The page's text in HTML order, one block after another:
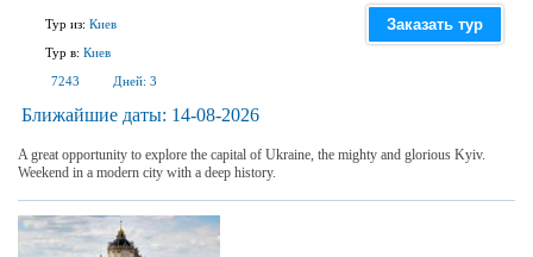
Тур из: Киев
Тур в: Киев
7243
Дней: 3
Заказать тур
Ближайшие даты: 14-08-2026
A great opportunity to explore the capital of Ukraine, the mighty and glorious Kyiv.
Weekend in a modern city with a deep history.